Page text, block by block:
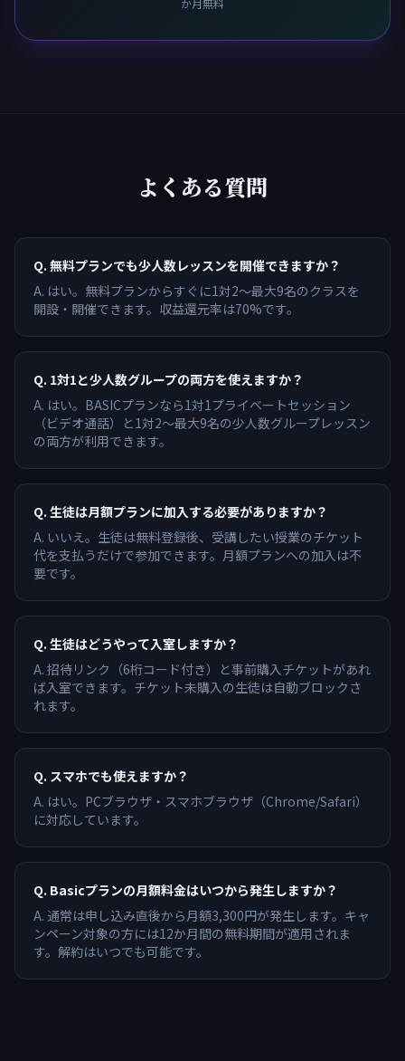
か月無料
よくある質問
Q. 無料プランでも少人数レッスンを開催できますか？
A. はい。無料プランからすぐに1対2〜最大9名のクラスを
開設・開催できます。収益還元率は70%です。
Q. 1対1と少人数グループの両方を使えますか？
A. はい。BASICプランなら1対1プライベートセッション
（ビデオ通話）と1対2〜最大9名の少人数グループレッスン
の両方が利用できます。
Q. 生徒は月額プランに加入する必要がありますか？
A. いいえ。生徒は無料登録後、受講したい授業のチケット
代を支払うだけで参加できます。月額プランへの加入は不
要です。
Q. 生徒はどうやって入室しますか？
A. 招待リンク（6桁コード付き）と事前購入チケットがあれ
ば入室できます。チケット未購入の生徒は自動ブロックさ
れます。
Q. スマホでも使えますか？
A. はい。PCブラウザ・スマホブラウザ（Chrome/Safari）
に対応しています。
Q. Basicプランの月額料金はいつから発生しますか？
A. 通常は申し込み直後から月額3,300円が発生します。キャ
ンペーン対象の方には12か月間の無料期間が適用されま
す。解約はいつでも可能です。